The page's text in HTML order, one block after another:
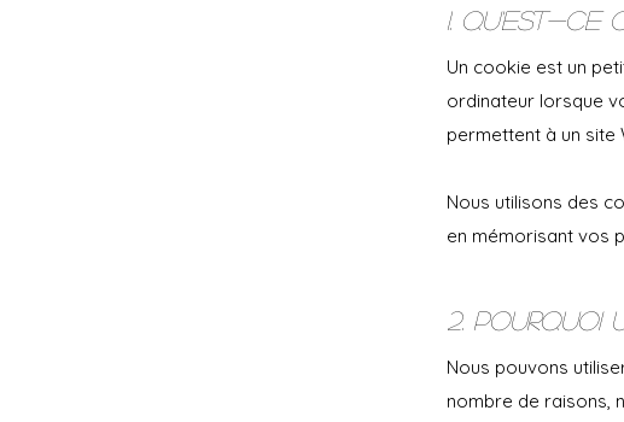
1. Qu'est-ce
Un cookie est un
ordinateur lorsque
permettent à un site
Nous utilisons des
en mémorisant vos
2.
Nous pouvons
nombre de raisons,